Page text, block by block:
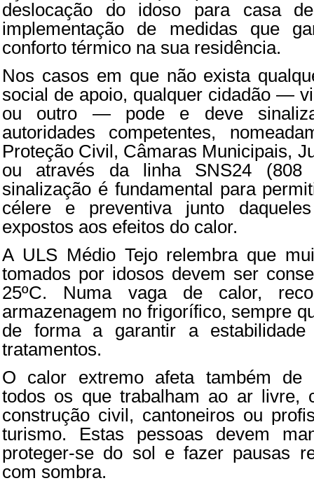
deslocação do idoso para casa
implementação de medidas que
conforto térmico na sua residência.
Nos casos em que não exista
social de apoio, qualquer cidadão —
ou outro — pode e deve
autoridades competentes,
Proteção Civil, Câmaras Municipais,
ou através da linha SNS24
sinalização é fundamental para
célere e preventiva junto
expostos aos efeitos do calor.
A ULS Médio Tejo relembra que
tomados por idosos devem ser
25ºC. Numa vaga de calor,
armazenagem no frigorífico, sempre
de forma a garantir a
tratamentos.
O calor extremo afeta também de
todos os que trabalham ao ar livre,
construção civil, cantoneiros ou
turismo. Estas pessoas devem
proteger-se do sol e fazer pausas
com sombra.